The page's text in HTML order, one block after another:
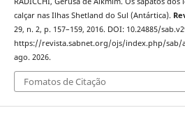
calçar nas Ilhas Shetland do Sul (Antártica).
29, n. 2, p. 157–159, 2016. DOI: 10.24885/
https://revista.sabnet.org/ojs/index.php/sab/
ago. 2026.
Fomatos de Citação